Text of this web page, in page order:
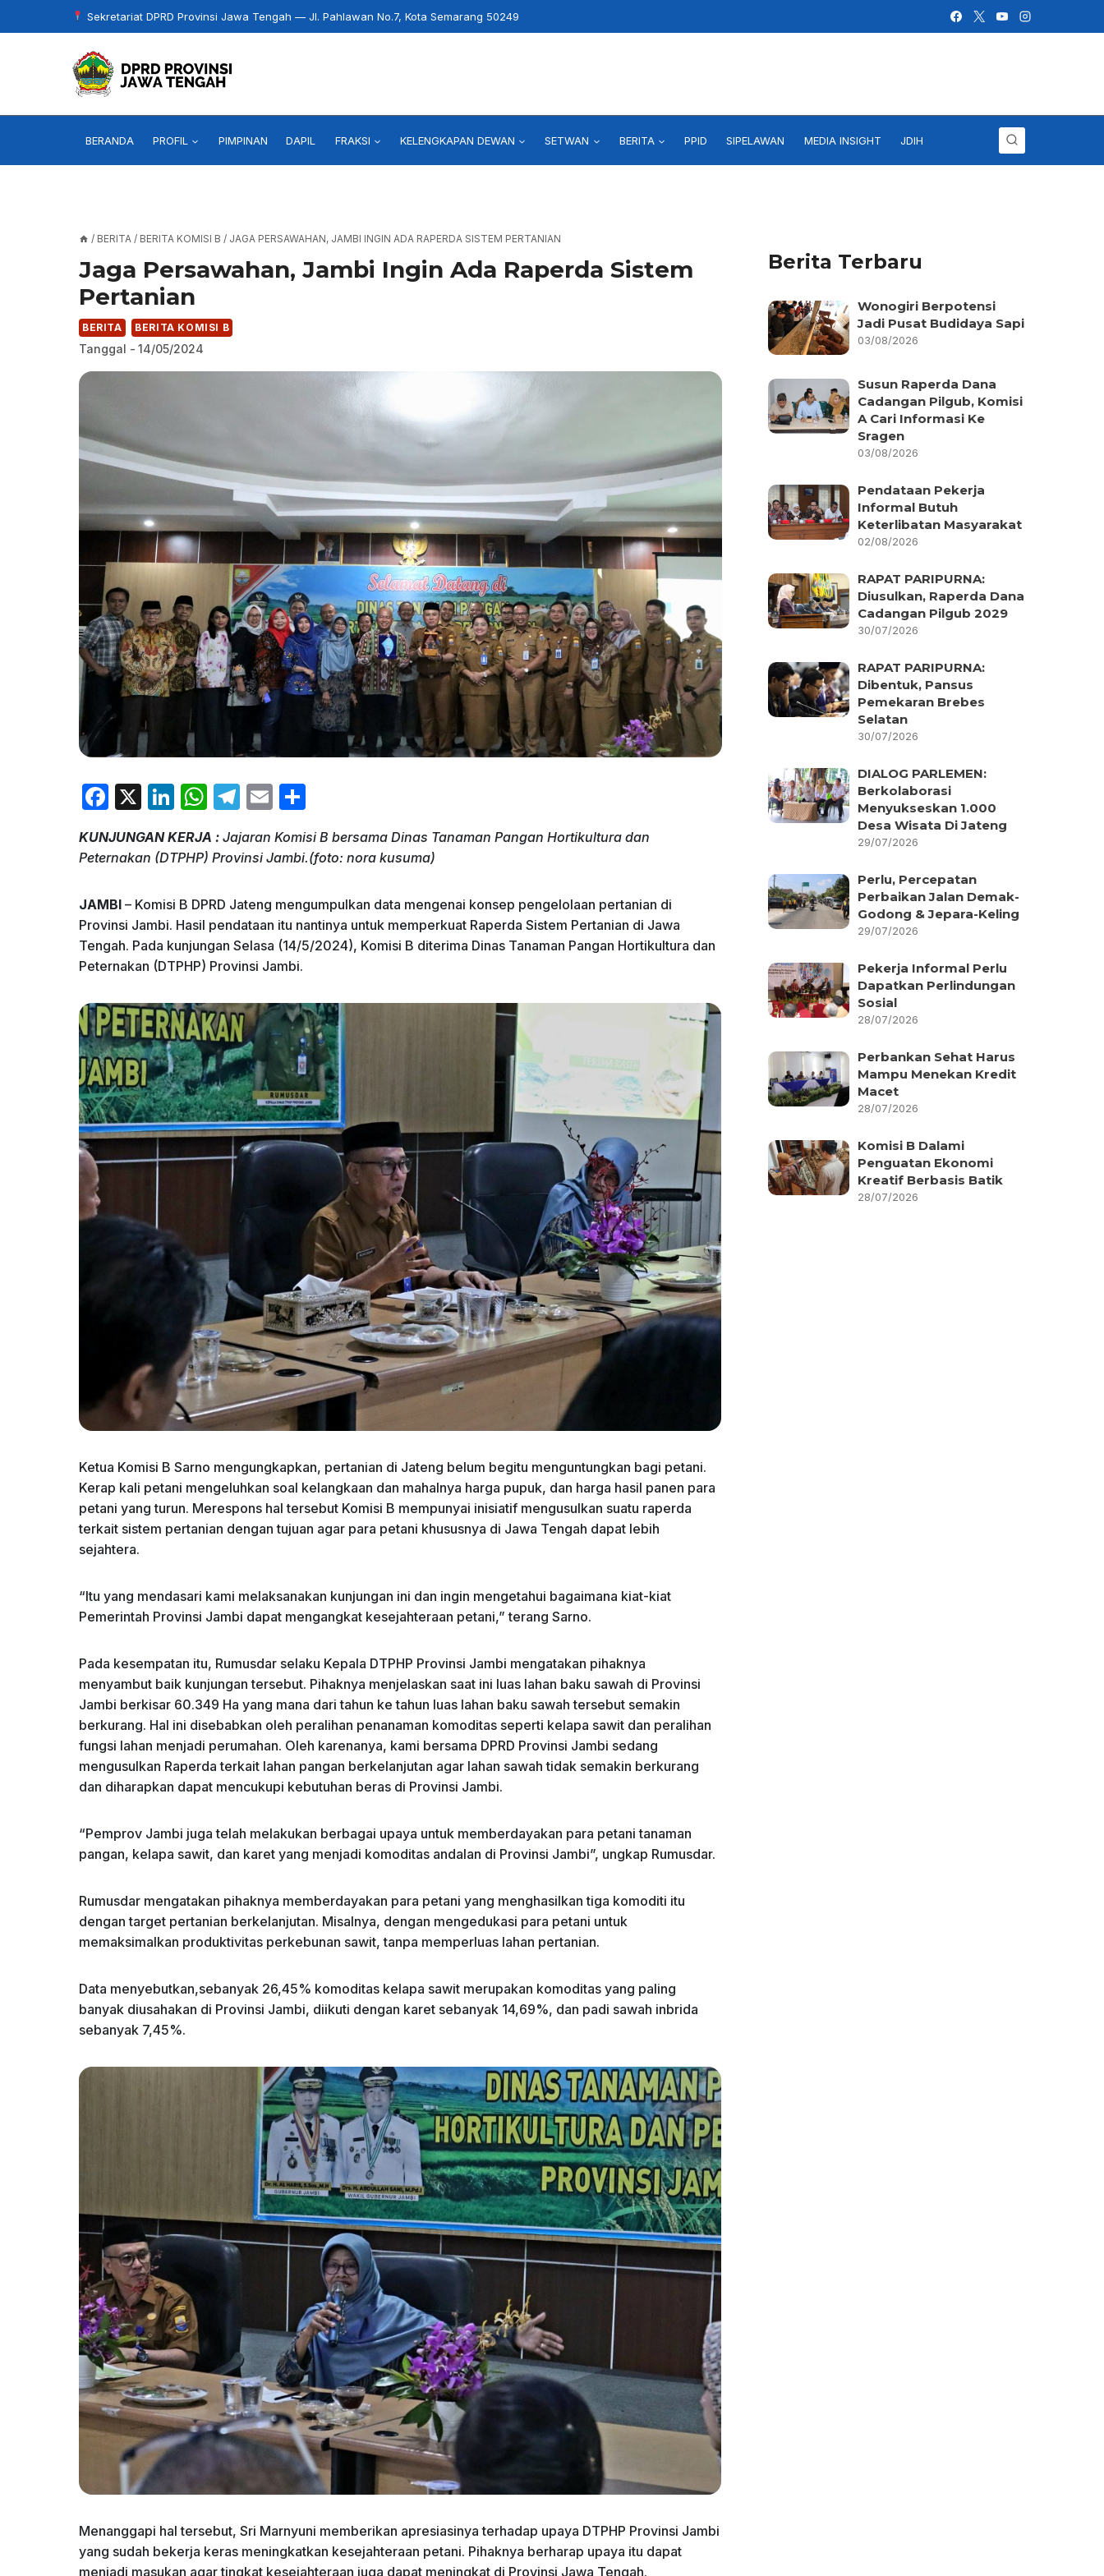
to
Sekretariat DPRD Provinsi Jawa Tengah — Jl. Pahlawan No.7, Kota Semarang 50249
BERANDA PROFIL PIMPINAN DAPIL FRAKSI KELENGKAPAN DEWAN SETWAN BERITA PPID SIPELAWAN MEDIA INSIGHT JDIH
/ BERITA / BERITA KOMISI B / JAGA PERSAWAHAN, JAMBI INGIN ADA RAPERDA SISTEM PERTANIAN
Jaga Persawahan, Jambi Ingin Ada Raperda Sistem
Pertanian
BERITA BERITA KOMISI B
Tanggal - 14/05/2024
F
c
b
o
o
k
X
Li
k
dI
n
W
at
A
p
p
T
e
a
m
E
ai ar
e
KUNJUNGAN KERJA : Jajaran Komisi B bersama Dinas Tanaman Pangan Hortikultura dan
Peternakan (DTPHP) Provinsi Jambi.(foto: nora kusuma)
JAMBI – Komisi B DPRD Jateng mengumpulkan data mengenai konsep pengelolaan pertanian di
Provinsi Jambi. Hasil pendataan itu nantinya untuk memperkuat Raperda Sistem Pertanian di Jawa
Tengah. Pada kunjungan Selasa (14/5/2024), Komisi B diterima Dinas Tanaman Pangan Hortikultura dan
Peternakan (DTPHP) Provinsi Jambi.
Ketua Komisi B Sarno mengungkapkan, pertanian di Jateng belum begitu menguntungkan bagi petani.
Kerap kali petani mengeluhkan soal kelangkaan dan mahalnya harga pupuk, dan harga hasil panen para
petani yang turun. Merespons hal tersebut Komisi B mempunyai inisiatif mengusulkan suatu raperda
terkait sistem pertanian dengan tujuan agar para petani khususnya di Jawa Tengah dapat lebih
sejahtera.
“Itu yang mendasari kami melaksanakan kunjungan ini dan ingin mengetahui bagaimana kiat-kiat
Pemerintah Provinsi Jambi dapat mengangkat kesejahteraan petani,” terang Sarno.
Pada kesempatan itu, Rumusdar selaku Kepala DTPHP Provinsi Jambi mengatakan pihaknya
menyambut baik kunjungan tersebut. Pihaknya menjelaskan saat ini luas lahan baku sawah di Provinsi
Jambi berkisar 60.349 Ha yang mana dari tahun ke tahun luas lahan baku sawah tersebut semakin
berkurang. Hal ini disebabkan oleh peralihan penanaman komoditas seperti kelapa sawit dan peralihan
fungsi lahan menjadi perumahan. Oleh karenanya, kami bersama DPRD Provinsi Jambi sedang
mengusulkan Raperda terkait lahan pangan berkelanjutan agar lahan sawah tidak semakin berkurang
dan diharapkan dapat mencukupi kebutuhan beras di Provinsi Jambi.
“Pemprov Jambi juga telah melakukan berbagai upaya untuk memberdayakan para petani tanaman
pangan, kelapa sawit, dan karet yang menjadi komoditas andalan di Provinsi Jambi”, ungkap Rumusdar.
Rumusdar mengatakan pihaknya memberdayakan para petani yang menghasilkan tiga komoditi itu
dengan target pertanian berkelanjutan. Misalnya, dengan mengedukasi para petani untuk
memaksimalkan produktivitas perkebunan sawit, tanpa memperluas lahan pertanian.
Data menyebutkan,sebanyak 26,45% komoditas kelapa sawit merupakan komoditas yang paling
banyak diusahakan di Provinsi Jambi, diikuti dengan karet sebanyak 14,69%, dan padi sawah inbrida
sebanyak 7,45%.
Menanggapi hal tersebut, Sri Marnyuni memberikan apresiasinya terhadap upaya DTPHP Provinsi Jambi
yang sudah bekerja keras meningkatkan kesejahteraan petani. Pihaknya berharap upaya itu dapat
menjadi masukan agar tingkat kesejahteraan juga dapat meningkat di Provinsi Jawa Tengah.
Berita Terbaru
Wonogiri Berpotensi
Jadi Pusat Budidaya Sapi
03/08/2026
Susun Raperda Dana
Cadangan Pilgub, Komisi
A Cari Informasi Ke
Sragen
03/08/2026
Pendataan Pekerja
Informal Butuh
Keterlibatan Masyarakat
02/08/2026
RAPAT PARIPURNA:
Diusulkan, Raperda Dana
Cadangan Pilgub 2029
30/07/2026
RAPAT PARIPURNA:
Dibentuk, Pansus
Pemekaran Brebes
Selatan
30/07/2026
DIALOG PARLEMEN:
Berkolaborasi
Menyukseskan 1.000
Desa Wisata Di Jateng
29/07/2026
Perlu, Percepatan
Perbaikan Jalan Demak-
Godong & Jepara-Keling
29/07/2026
Pekerja Informal Perlu
Dapatkan Perlindungan
Sosial
28/07/2026
Perbankan Sehat Harus
Mampu Menekan Kredit
Macet
28/07/2026
Komisi B Dalami
Penguatan Ekonomi
Kreatif Berbasis Batik
28/07/2026